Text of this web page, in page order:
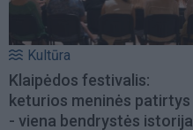
Kultūra
Klaipėdos festivalis:
keturios meninės patirtys
- viena bendrystės istorija